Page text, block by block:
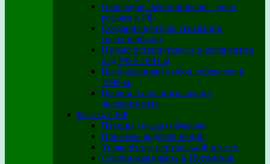
Генерация сверхприбыли – цель
реформ в РФ
Создание центров генерации
сверхприбыли
Начало исторического эксперимента
над РФ в 1991-м
Вынужденный выбор либералов в
1999-м.
Вершина неолиберального
эксперимента
Власть в РФ
Птенцы гнезда собчакова
Примеры лидеров наций
Управленцы центральной власти
Сталинская власть и Путинская